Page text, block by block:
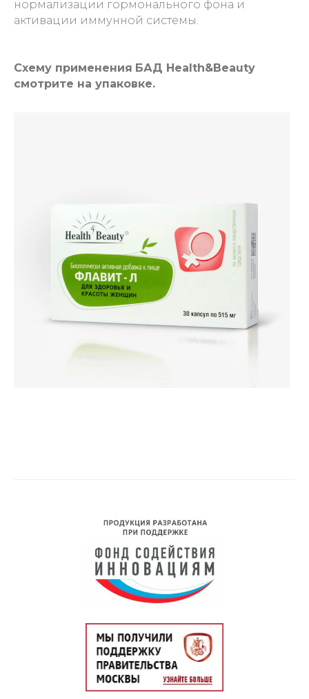
нормализации гормонального фона и
активации иммунной системы.
Схему применения БАД Health&Beauty
смотрите на упаковке.